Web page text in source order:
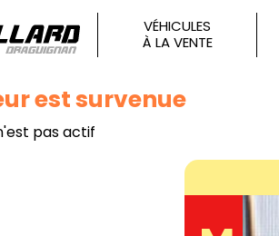
VÉHICULES
À LA VENTE
est survenue
pas actif